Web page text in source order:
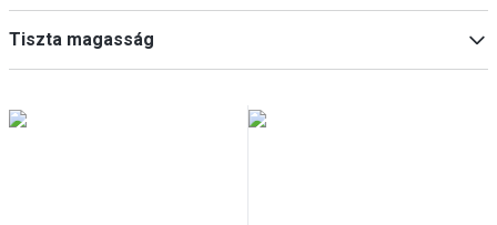
Min
Tiszta magasság